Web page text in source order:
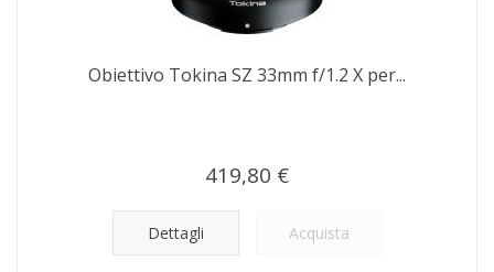
Obiettivo Tokina SZ 33mm f/1.2 X per...
419,80 €
Dettagli Acquista